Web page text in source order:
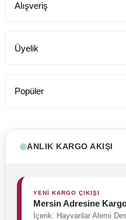
Alışveriş
Üyelik
Popüler
ANLIK KARGO AKIŞI
YENİ KARGO ÇIKIŞI
Mersin Adresine
İçerik: Hayvanlar Alemi